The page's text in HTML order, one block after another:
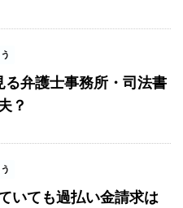
る弁護士事務所・司法書
？
いても過払い金請求は